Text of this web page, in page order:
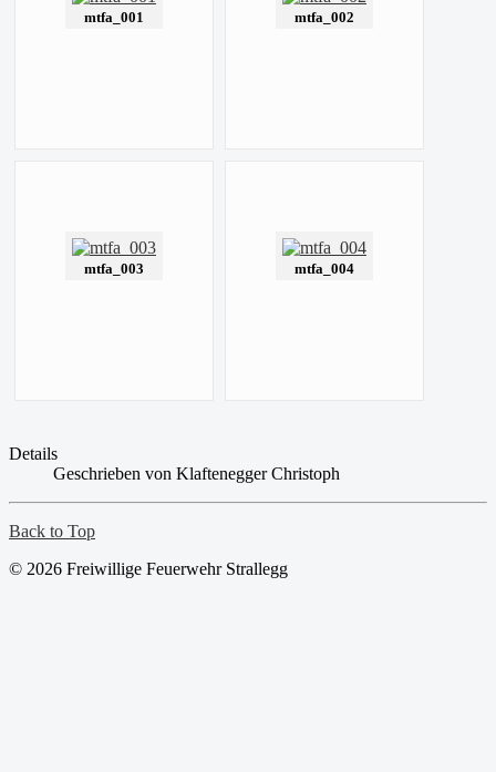
mtfa_001 mtfa_002
mtfa_003 mtfa_004
Details
Geschrieben von Klaftenegger Christoph
Back to Top
© 2026 Freiwillige Feuerwehr Strallegg